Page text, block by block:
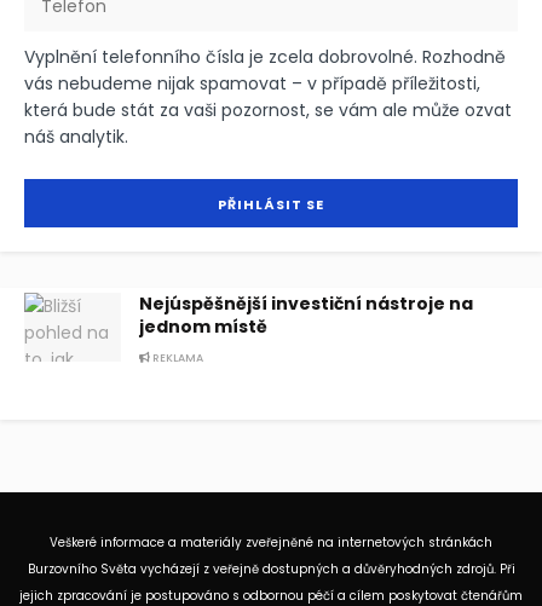
Vyplnění telefonního čísla je zcela dobrovolné. Rozhodně
vás nebudeme nijak spamovat – v případě příležitosti,
která bude stát za vaši pozornost, se vám ale může ozvat
náš analytik.
Nejúspěšnější investiční nástroje na
jednom místě
REKLAMA
Veškeré informace a materiály zveřejněné na internetových stránkách
Burzovního Světa vycházejí z veřejně dostupných a důvěryhodných zdrojů. Při
jejich zpracování je postupováno s odbornou péčí a cílem poskytovat čtenářům